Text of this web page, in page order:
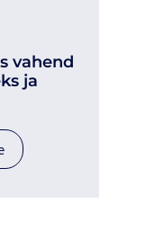
vahend
ja